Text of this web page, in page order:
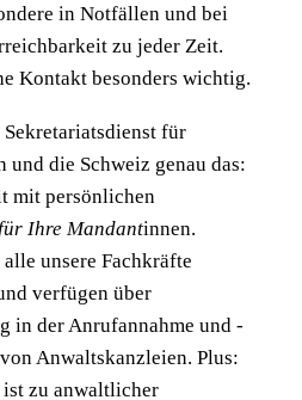
in Notfällen und bei
zu jeder Zeit.
Kontakt besonders wichtig.
für
und die Schweiz genau das:
mit persönlichen
Ihre Mandantinnen.
unsere Fachkräfte
verfügen über
in der Anrufannahme und -
Anwaltskanzleien. Plus:
zu anwaltlicher